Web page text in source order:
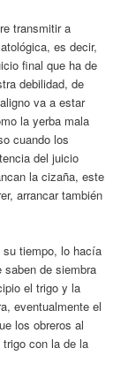
transmitir a
es decir,
final que ha de
debilidad, de
va a estar
la yerba mala
cuando los
del juicio
la cizaña, este
arrancar también
su tiempo, lo hacía
de siembra
el trigo y la
eventualmente el
los obreros al
con la de la